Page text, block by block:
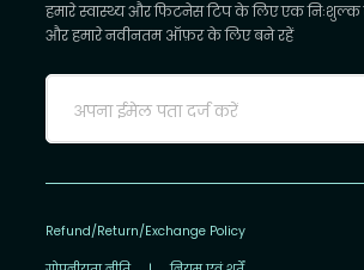
हमारे स्वास्थ्य और फिटनेस टिप के लिए एक निःशुल्क
और हमारे नवीनतम ऑफ़र के लिए बने रहें
Refund/Return/Exchange Policy